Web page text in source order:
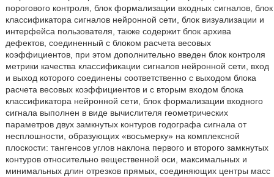
порогового контроля, блок формализации входных сигналов, блок
классификатора сигналов нейронной сети, блок визуализации и
интерфейса пользователя, также содержит блок архива
дефектов, соединенный с блоком расчета весовых
коэффициентов, при этом дополнительно введен блок контроля
метрики качества классификации сигналов нейронной сети, вход
и выход которого соединены соответственно с выходом блока
расчета весовых коэффициентов и с вторым входом блока
классификатора нейронной сети, блок формализации входного
сигнала выполнен в виде вычислителя геометрических
параметров двух замкнутых контуров годографа сигнала от
несплошности, образующих «восьмерку» на комплексной
плоскости: тангенсов углов наклона первого и второго замкнутых
контуров относительно вещественной оси, максимальных и
минимальных длин отрезков прямых, соединяющих центры масс